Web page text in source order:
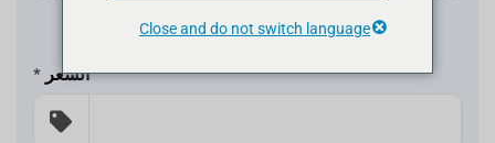
السعر *
Close and do not switch language